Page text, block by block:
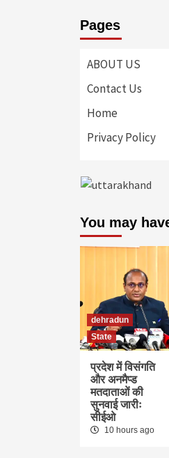
Pages
ABOUT US
Contact Us
Home
Privacy Policy
You may
dehradun
State
प्रदेश में विसंगति
और अनमैप्ड
मतदाताओं की
सुनवाई जारीः
सीईओ
10 hours ago